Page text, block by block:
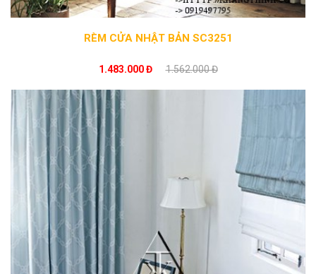
RÈM CỬA NHẬT BẢN SC3251
1.483.000 Đ 1.562.000 Đ